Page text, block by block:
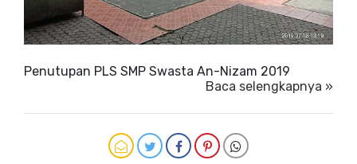
Penutupan PLS SMP Swasta An-Nizam 2019
Baca selengkapnya »